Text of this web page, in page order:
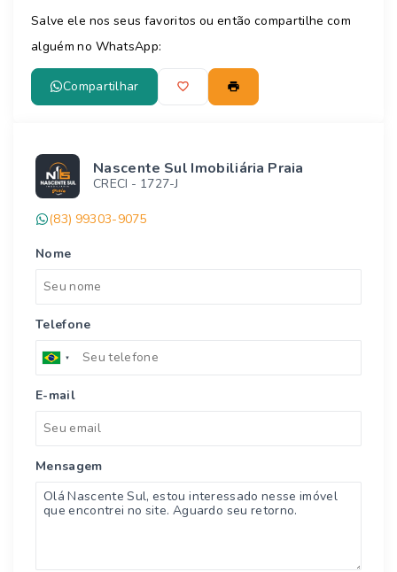
Salve ele nos seus favoritos ou então compartilhe com
alguém no WhatsApp:
Compartilhar
Nascente Sul Imobiliária Praia
CRECI - 1727-J
(83) 99303-9075
Nome
Telefone
E-mail
Mensagem